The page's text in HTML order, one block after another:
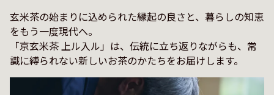
玄米茶の始まりに込められた縁起の良さと、暮らしの知恵
をもう一度現代へ。
「京玄米茶 上ル入ル」は、伝統に立ち返りながらも、常